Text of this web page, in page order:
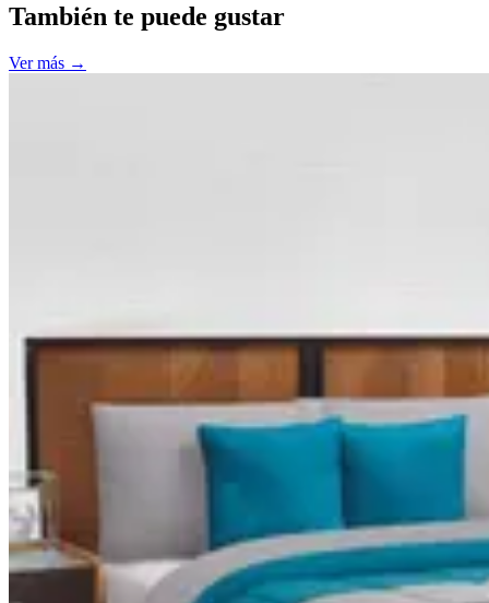
También te puede gustar
Ver más →